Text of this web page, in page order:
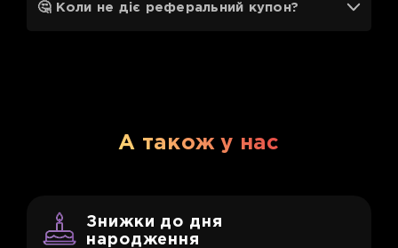
🤔 Коли не діє реферальний купон?
А також у нас
Знижки до дня
народження